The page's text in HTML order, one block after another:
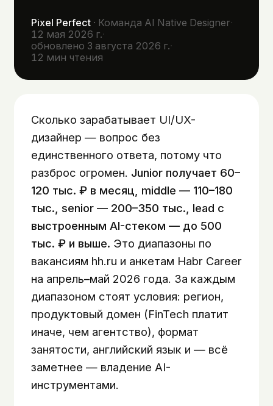
Pixel Perfect· Команда AI Native Designer·
12 мая 2026 г.·
обновлено 3 августа 2026 г.·
12 мин чтения
Сколько зарабатывает UI/UX-
дизайнер — вопрос без
единственного ответа, потому что
разброс огромен. Junior получает 60–
120 тыс. ₽ в месяц, middle — 110–180
тыс., senior — 200–350 тыс., lead с
выстроенным AI-стеком — до 500
тыс. ₽ и выше. Это диапазоны по
вакансиям hh.ru и анкетам Habr Career
на апрель–май 2026 года. За каждым
диапазоном стоят условия: регион,
продуктовый домен (FinTech платит
иначе, чем агентство), формат
занятости, английский язык и — всё
заметнее — владение AI-
инструментами.